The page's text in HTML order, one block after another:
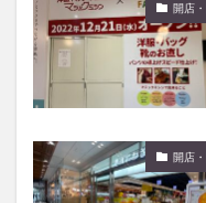
開店
開店